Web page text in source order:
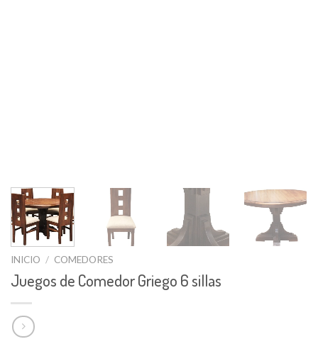
INICIO / COMEDORES
Juegos de Comedor Griego 6 sillas